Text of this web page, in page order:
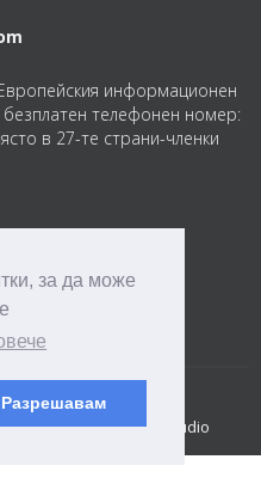
за да може
Разрешавам
информационен
телефонен номер:
в 27-те страни-членки
2026
Creative Studio